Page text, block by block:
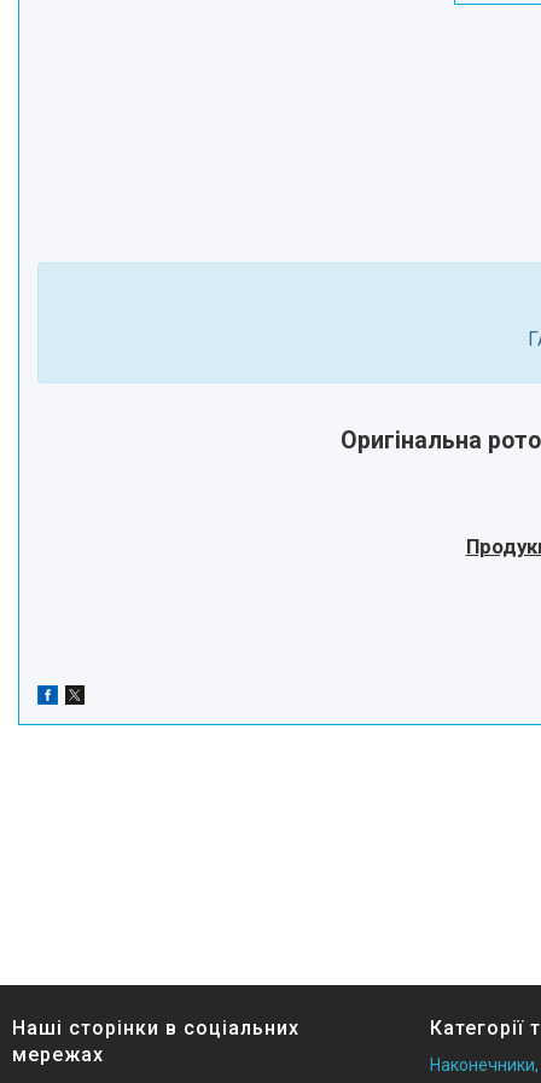
Оригінальна
Наші сторінки в соціальних
мережах
Категорії